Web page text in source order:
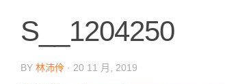
S__1204250
BY 林沛伶 · 20 11 月, 2019